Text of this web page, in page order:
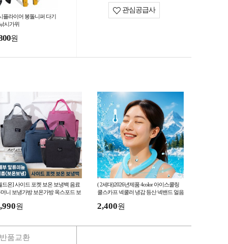
플라이어 봉돌니퍼 다기
시가위
원
관심공급사
드온] 사이드 포켓 보온 보냉백 음료
니 보냉가방 보온가방 옥스포드 보
원
( 2세대)2026년제품 4color 아이스쿨링
쿨스카프 넥쿨러 냉감 등산 넥밴드 얼음
2,400원
반품교환